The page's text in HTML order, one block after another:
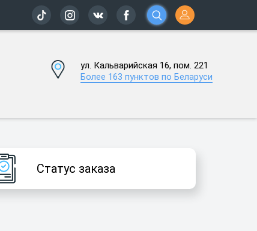
ул. Кальварийская 16, пом. 221
Более 163 пунктов по Беларуси
Статус заказа